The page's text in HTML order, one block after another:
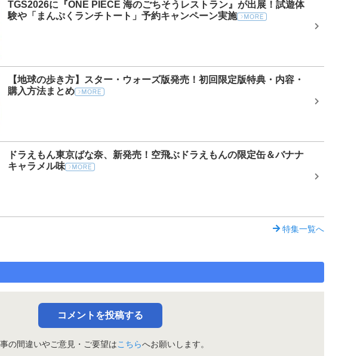
TGS2026に『ONE PIECE 海のごちそうレストラン』が出展！試遊体
験や「まんぷくランチトート」予約キャンペーン実施
【地球の歩き方】スター・ウォーズ版発売！初回限定版特典・内容・
購入方法まとめ
ドラえもん東京ばな奈、新発売！空飛ぶドラえもんの限定缶＆バナナ
キャラメル味
特集一覧へ
コメントを投稿する
の間違いやご意見・ご要望はこちらへお願いします。